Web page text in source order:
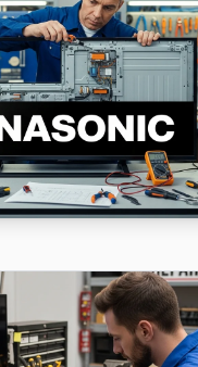
veya web
Ekibimiz orijinal yedek